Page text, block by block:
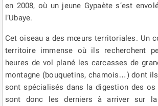
en 2008, où un jeune Gypaète s’est
l’Ubaye.
Cet oiseau a des mœurs territoriales. Un
territoire immense où ils recherchent
heures de vol plané les carcasses de
montagne (bouquetins, chamois…) dont
sont spécialisés dans la digestion des
sont donc les derniers à arriver sur